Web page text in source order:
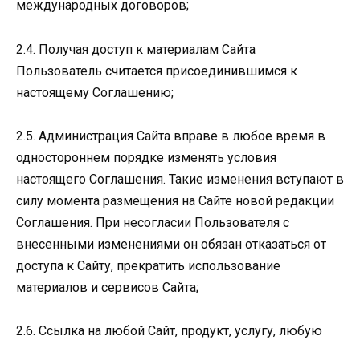
международных договоров;
2.4. Получая доступ к материалам Сайта
Пользователь считается присоединившимся к
настоящему Соглашению;
2.5. Администрация Сайта вправе в любое время в
одностороннем порядке изменять условия
настоящего Соглашения. Такие изменения вступают в
силу момента размещения на Сайте новой редакции
Соглашения. При несогласии Пользователя с
внесенными изменениями он обязан отказаться от
доступа к Сайту, прекратить использование
материалов и сервисов Сайта;
2.6. Ссылка на любой Сайт, продукт, услугу, любую